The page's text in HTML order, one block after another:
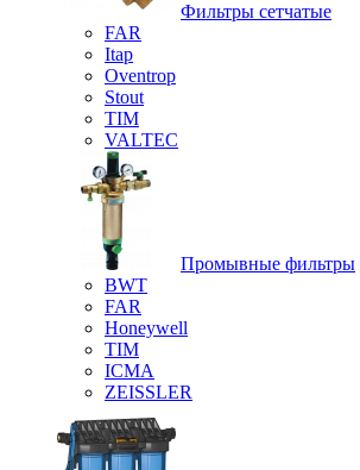
Фильтры сетчатые
FAR
Itap
Oventrop
Stout
TIM
VALTEC
Промывные фильтры
BWT
FAR
Honeywell
TIM
ICMA
ZEISSLER